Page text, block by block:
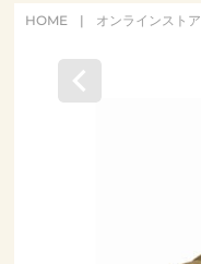
HOME | オンラインストア